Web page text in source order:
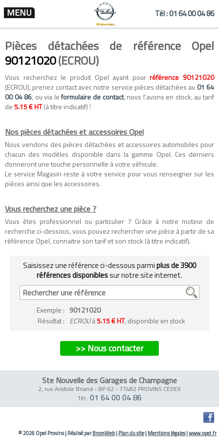
MENU Tél :01 64 00 04 86
Pièces détachées de référence Opel
90121020(ECROU)
Vous recherchez le produit Opel ayant pourréférence 90121020
(ECROU), prenez contact avec notre service pièces détachées au 01 64
00 04 86, ou via leformulaire de contact, nous l'avons en stock, au tarif
de5.15 € HT(à titre indicatif) !
Nos pièces détachées et accessoires Opel
Nous vendons des pièces détachées etaccessoires automobiles pour
chacun des modèles disponible dans la gamme Opel. Ces derniers
donneront une touche personnelle à votre véhicule.
Le service Magasin reste à votre service pour vous renseigner sur les
pièces ainsi que les accessoires.
Vous recherchez une pièce ?
Vous êtes professionnel ou particulier ? Grâce à notre moteur de
recherche ci-dessous, vous pouvez rechercher une pièce à partir de sa
référence Opel, connaitre son tarif et son stock (à titre indicatif).
Saisissez une référence ci-dessous parmiplus de 3900
références disponiblessur notre site internet.
Exemple : 90121020
Résultat : ECROUà5.15 € HT, disponible en stock
>> Nous contacter
Ste Nouvelle des Garages de Champagne
2, rue Aristide Briand - BP 62 - 77482 PROVINS CEDEX
Tél : 01 64 00 04 86
© 2026 Opel Provins|Réalisé parBromWeb|Plan du site|Mentions légales|www.opel.fr